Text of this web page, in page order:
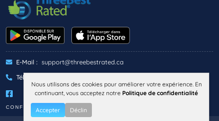
E-Mail : support@threebestrated.ca
Téléphone :
CONFIDENTIALITÉ TERMES
Nous utilisons des cookies pour améliorer votre expérience. En
continuant, vous acceptez notre Politique de confidentialité
Accepter Déclin